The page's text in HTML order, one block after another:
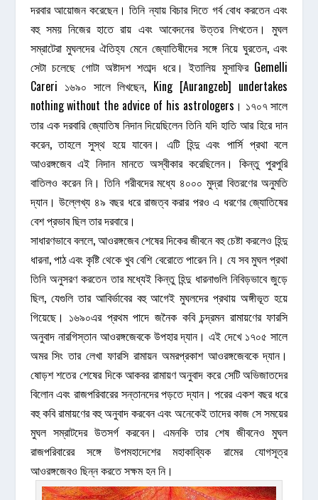
দরবার আয়োজন করেছেন। তিনি ন্যায় বিচার দিতে গর্ব বোধ করতেন এবং
বহু সময় নিজের হাতে রায় এবং আবেদনের উত্তর লিখতেন। মুঘল
সম্রাটেরা মুঘলদের ঐতিহ্য মেনে জ্যোতিষীদের সঙ্গে নিয়ে ঘুরতেন, এবং
সেটা চলেছে গোটা অষ্টাদশ শতাব্দ ধরে। ইতালিয় মুসাফির Gemelli
Careri ১৬৯০ সালে লিখছেন, King [Aurangzeb] undertakes
nothing without the advice of his astrologers। ১৭০৭ সালে
তার এক দরবারি জ্যোতিষ নিদান দিয়েছিলেন তিনি যদি হাতি আর হিরে দান
করেন, তাহলে সুস্থ হয়ে যাবেন। এটি হিন্দু এবং পার্সি প্রথা বলে
আওরঙ্গজেব এই নিদান মানতে অস্বীকার করেছিলেন। কিন্তু পুরপুরি
বাতিলও করেন নি। তিনি গরীবদের মধ্যে ৪০০০ মুদ্রা বিতরণের অনুমতি
দ্যান। উল্লেখ্য ৪৯ বছর ধরে রাজত্ব করার পরও এ ধরণের জ্যোতিষের
বেশ প্রভাব ছিল তার দরবারে।
সাধারণভাবে বললে, আওরঙ্গজেব শেষের দিকের জীবনে বহু চেষ্টা করলেও হিন্দু
ধারনা, পাঠ এবং কৃষ্টি থেকে খুব বেশি বেরোতে পারেন নি। যে সব মুঘল প্রথা
তিনি অনুসরণ করতেন তার মধ্যেই কিন্তু হিন্দু ধারনাগুলি নিবিড়ভাবে জুড়ে
ছিল, যেগুলি তার আবির্ভাবের বহু আগেই মুঘলদের প্রথায় অঙ্গীভূত হয়ে
গিয়েছে। ১৬৯০এর প্রথম পাদে জনৈক কবি চন্দ্রমন রামায়ণের ফারসি
অনুবাদ নারগিস্তান আওরঙ্গজেবকে উপহার দ্যান। এই দেখে ১৭০৫ সালে
অমর সিং তার লেখা ফারসি রামায়ন অমরপ্রকাশ আওরঙ্গজেবকে দ্যান।
ষোড়শ শতের শেষের দিকে আকবর রামায়ণ অনুবাদ করে সেটি অভিজাতদের
বিলোন এবং রাজপরিবারের সন্তানদের পড়তে দ্যান। পরের একশ বছর ধরে
বহু কবি রামায়ণের বহু অনুবাদ করবেন এবং অনেকেই তাদের কাজ সে সময়ের
মুঘল সম্রাটদের উতসর্গ করবেন। এমনকি তার শেষ জীবনেও মুঘল
রাজপরিবারের সঙ্গে উপমহাদেশের মহাকাব্যিক রামের যোগসূত্র
আওরঙ্গজেবও ছিন্ন করতে সক্ষম হন নি।